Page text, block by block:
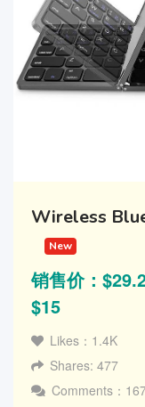
Wireless
New
销售价：
$15
Likes：1.4K
Shares: 477
Comments：